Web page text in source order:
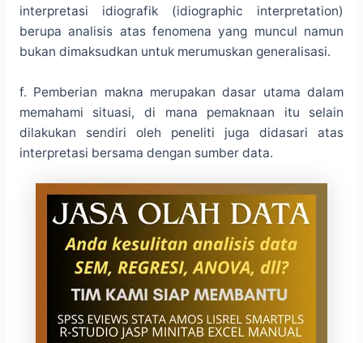
interpretasi idiografik (idiographic interpretation)
berupa analisis atas fenomena yang muncul namun
bukan dimaksudkan untuk merumuskan generalisasi.
f. Pemberian makna merupakan dasar utama dalam
memahami situasi, di mana pemaknaan itu selain
dilakukan sendiri oleh peneliti juga didasari atas
interpretasi bersama dengan sumber data.